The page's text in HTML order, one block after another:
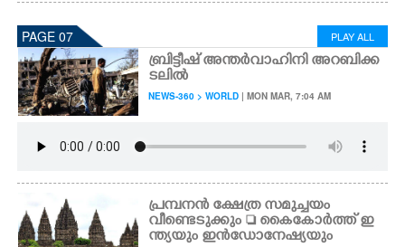
PAGE 07 PLAY ALL
ബ്രിട്ടീഷ് അന്തർവാഹിനി അറബിക്ക
ടലിൽ
NEWS-360 > WORLD | MON MAR, 7:04 AM
പ്രമ്പനൻ ക്ഷേത്ര സമുച്ചയം
വീണ്ടെടുക്കും  കൈകോർത്ത് ഇ
ന്ത്യയും ഇൻഡോനേഷ്യയും